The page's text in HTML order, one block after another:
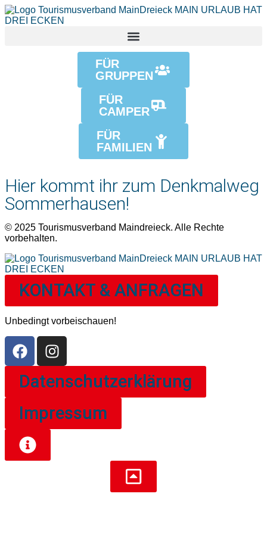
FÜR
GRUPPEN
FÜR
CAMPER
FÜR
FAMILIEN
Hier kommt ihr zum Denkmalweg
Sommerhausen!
© 2025 Tourismusverband Maindreieck. Alle Rechte
vorbehalten.
KONTAKT & ANFRAGEN
Unbedingt vorbeischauen!
Datenschutzerklärung
Impressum